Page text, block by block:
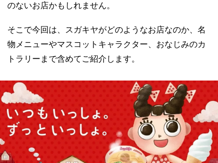
のないお店かもしれません。
そこで今回は、スガキヤがどのようなお店なのか、名
物メニューやマスコットキャラクター、おなじみのカ
トラリーまで含めてご紹介します。